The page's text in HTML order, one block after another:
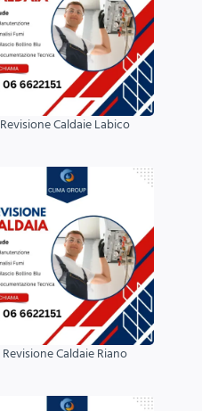
Revisione Caldaie Labico
Revisione Caldaie Riano